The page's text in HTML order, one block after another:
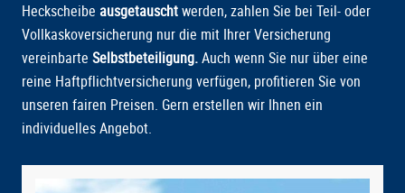
Heckscheibe ausgetauscht werden, zahlen Sie bei Teil- oder
Vollkaskoversicherung nur die mit Ihrer Versicherung
vereinbarte Selbstbeteiligung. Auch wenn Sie nur über eine
reine Haftpflichtversicherung verfügen, profitieren Sie von
unseren fairen Preisen. Gern erstellen wir Ihnen ein
individuelles Angebot.